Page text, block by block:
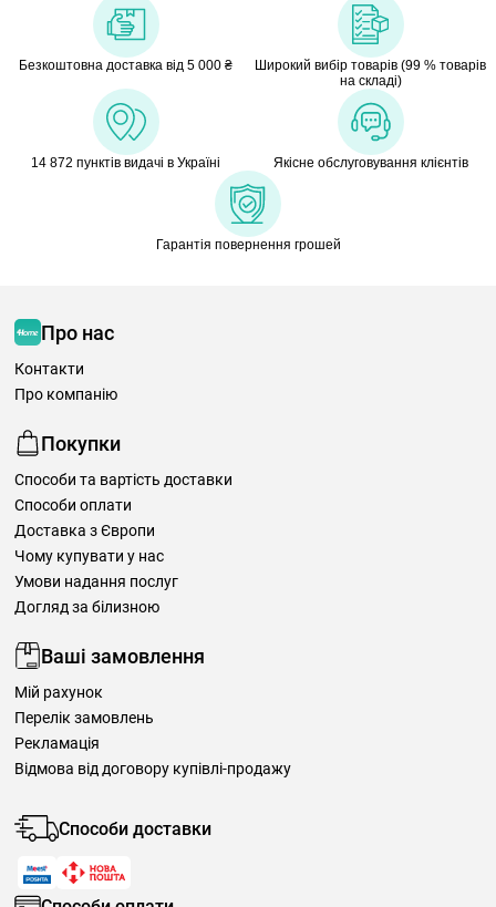
Безкоштовна доставка від 5 000 ₴
Широкий вибір товарів (99 % товарів
на складі)
14 872 пунктів видачі в Україні Якісне обслуговування клієнтів
Гарантія повернення грошей
Про нас
Контакти
Про компанію
Покупки
Способи та вартість доставки
Способи оплати
Доставка з Європи
Чому купувати у нас
Умови надання послуг
Догляд за білизною
Ваші замовлення
Мій рахунок
Перелік замовлень
Рекламація
Відмова від договору купівлі-продажу
Способи доставки